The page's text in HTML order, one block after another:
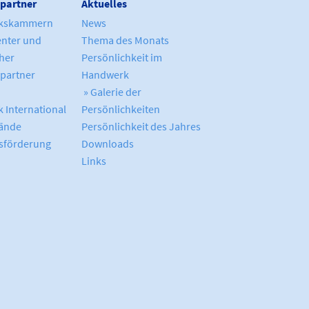
und
International
Aktuelles
News
Thema des Monats
Persönlichkeit im
Handwerk
» Galerie der
Persönlichkeiten
Persönlichkeit des Jahres
Downloads
Links